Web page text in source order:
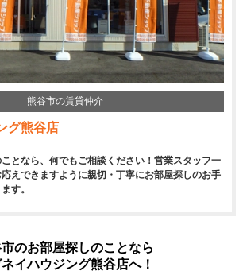
熊谷市の賃貸仲介
グ熊谷店
となら、何でもご相談ください！営業スタッフ一
えできますように親切・丁寧にお部屋探しのお手
す。
のお部屋探しのことなら
イハウジング熊谷店へ！